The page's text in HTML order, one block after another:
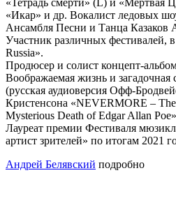
«Тетрадь смерти» (L) и «Мёртвая
«Икар» и др. Вокалист ледовых
Ансамбля Песни и Танца Казаков
Участник различных фестивалей,
Russia».
Продюсер и солист концепт-
Воображаемая жизнь и
(русская аудиоверсия Офф-
Кристенсона «NEVERMORE –
Mysterious Death of Edgar Allan
Лауреат премии Фестиваля
артист зрителей» по итогам 2021
Андрей Белявский подробно